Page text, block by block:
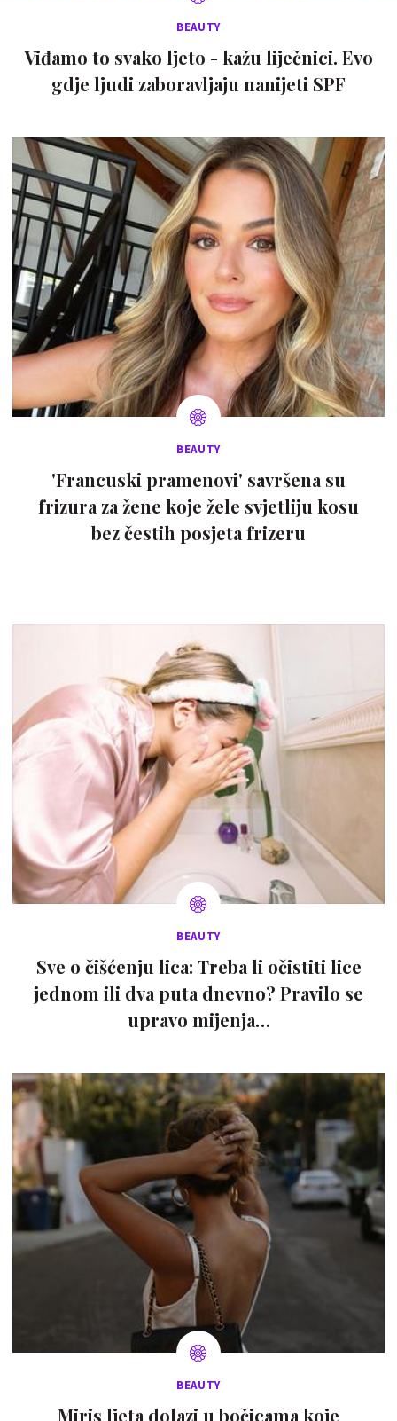
BEAUTY
Viđamo to svako ljeto - kažu liječnici. Evo
gdje ljudi zaboravljaju nanijeti SPF
BEAUTY
'Francuski pramenovi' savršena su
frizura za žene koje žele svjetliju kosu
bez čestih posjeta frizeru
BEAUTY
Sve o čišćenju lica: Treba li očistiti lice
jednom ili dva puta dnevno? Pravilo se
upravo mijenja…
BEAUTY
Miris ljeta dolazi u bočicama koje